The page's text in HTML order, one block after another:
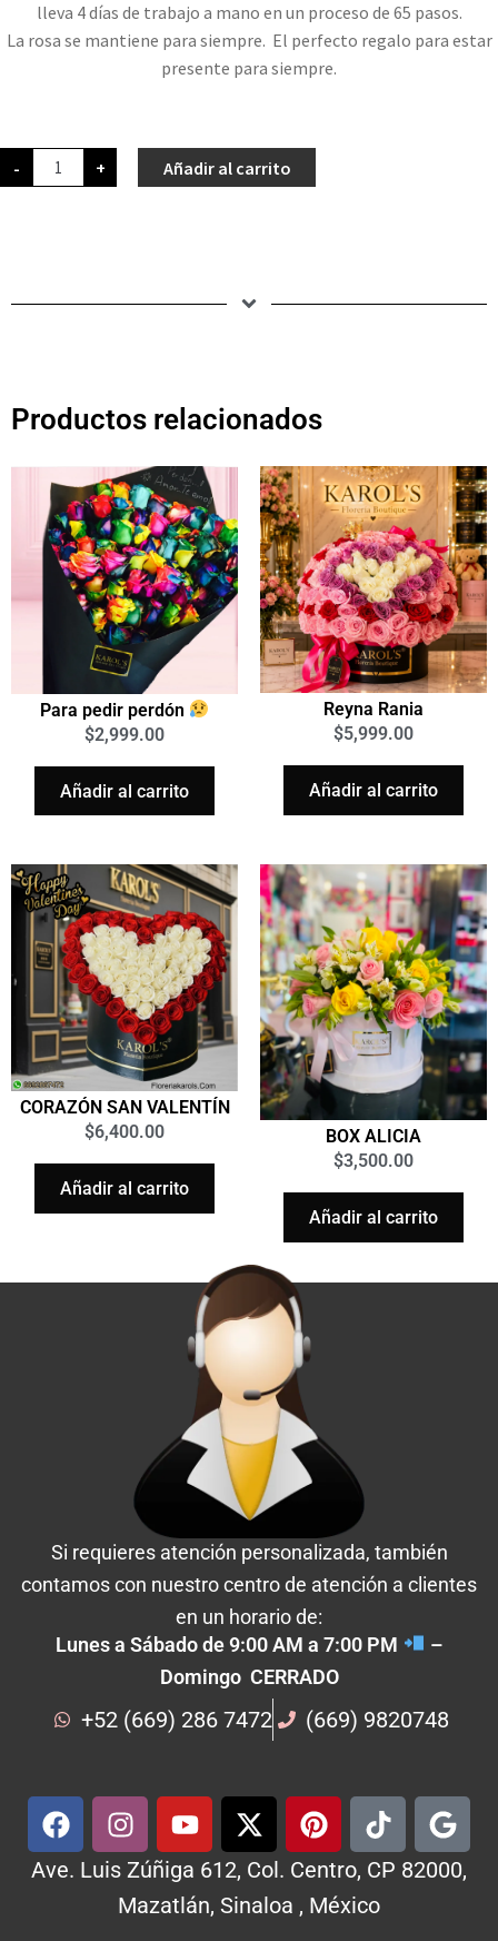
lleva 4 días de trabajo a mano en un proceso de 65 pasos.
La rosa se mantiene para siempre. El perfecto regalo para estar
presente para siempre.
- + Añadir al carrito
Productos relacionados
Para pedir perdón
$2,999.00
Añadir al carrito
Reyna Rania
$5,999.00
Añadir al carrito
CORAZÓN SAN VALENTÍN
$6,400.00
Añadir al carrito
BOX ALICIA
$3,500.00
Añadir al carrito
Si requieres atención personalizada, también
contamos con nuestro centro de atención a clientes
en un horario de:
Lunes a Sábado de 9:00 AM a 7:00 PM
–
Domingo CERRADO
+52 (669) 286 7472 (669) 9820748
Ave. Luis Zúñiga 612, Col. Centro, CP 82000,
Mazatlán, Sinaloa , México